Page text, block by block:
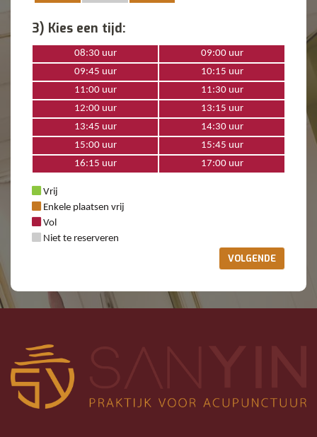
3) Kies een tijd:
08:30 uur
09:00 uur
09:45 uur
10:15 uur
11:00 uur
11:30 uur
12:00 uur
13:15 uur
13:45 uur
14:30 uur
15:00 uur
15:45 uur
16:15 uur
17:00 uur
Vrij
Enkele plaatsen vrij
Vol
Niet te reserveren
VOLGENDE